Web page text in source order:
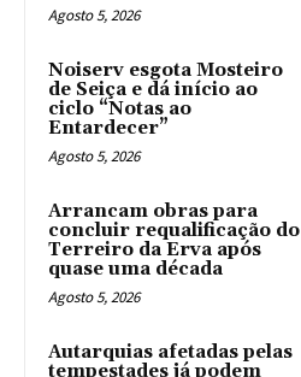
Agosto 5, 2026
Noiserv esgota Mosteiro
de Seiça e dá início ao
ciclo “Notas ao
Entardecer”
Agosto 5, 2026
Arrancam obras para
concluir requalificação do
Terreiro da Erva após
quase uma década
Agosto 5, 2026
Autarquias afetadas pelas
tempestades já podem